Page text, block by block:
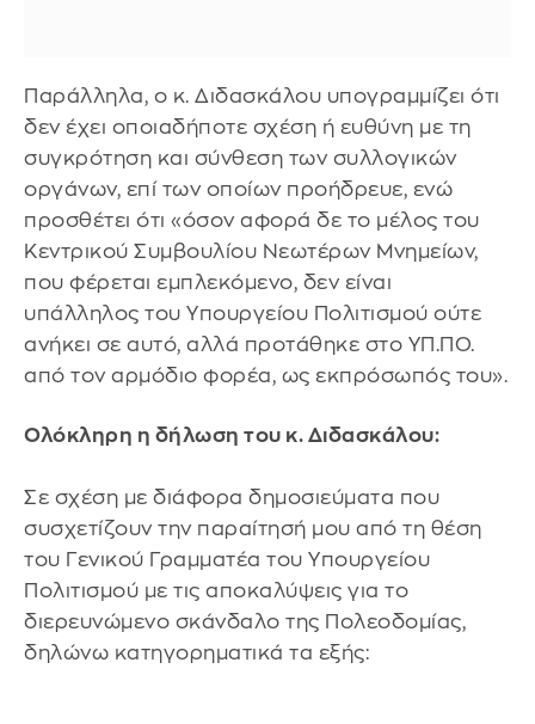
Παράλληλα, ο κ. Διδασκάλου υπογραμμίζει ότι
δεν έχει οποιαδήποτε σχέση ή ευθύνη με τη
συγκρότηση και σύνθεση των συλλογικών
οργάνων, επί των οποίων προήδρευε, ενώ
προσθέτει ότι «όσον αφορά δε το μέλος του
Κεντρικού Συμβουλίου Νεωτέρων Μνημείων,
που φέρεται εμπλεκόμενο, δεν είναι
υπάλληλος του Υπουργείου Πολιτισμού ούτε
ανήκει σε αυτό, αλλά προτάθηκε στο ΥΠ.ΠΟ.
από τον αρμόδιο φορέα, ως εκπρόσωπός του».
Ολόκληρη η δήλωση του κ. Διδασκάλου:
Σε σχέση με διάφορα δημοσιεύματα που
συσχετίζουν την παραίτησή μου από τη θέση
του Γενικού Γραμματέα του Υπουργείου
Πολιτισμού με τις αποκαλύψεις για το
διερευνώμενο σκάνδαλο της Πολεοδομίας,
δηλώνω κατηγορηματικά τα εξής: